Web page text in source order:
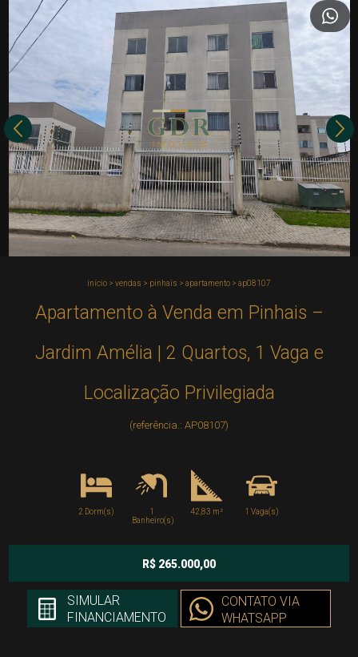
início > vendas > pinhais > apartamento > ap08107
Apartamento à Venda em Pinhais –
Jardim Amélia | 2 Quartos, 1 Vaga e
Localização Privilegiada
(referência.: AP08107)
2 Dorm(s)
1
Banheiro(s)
42,83 m² 1 Vaga(s)
R$ 265.000,00
SIMULAR
FINANCIAMENTO
CONTATO VIA
WHATSAPP